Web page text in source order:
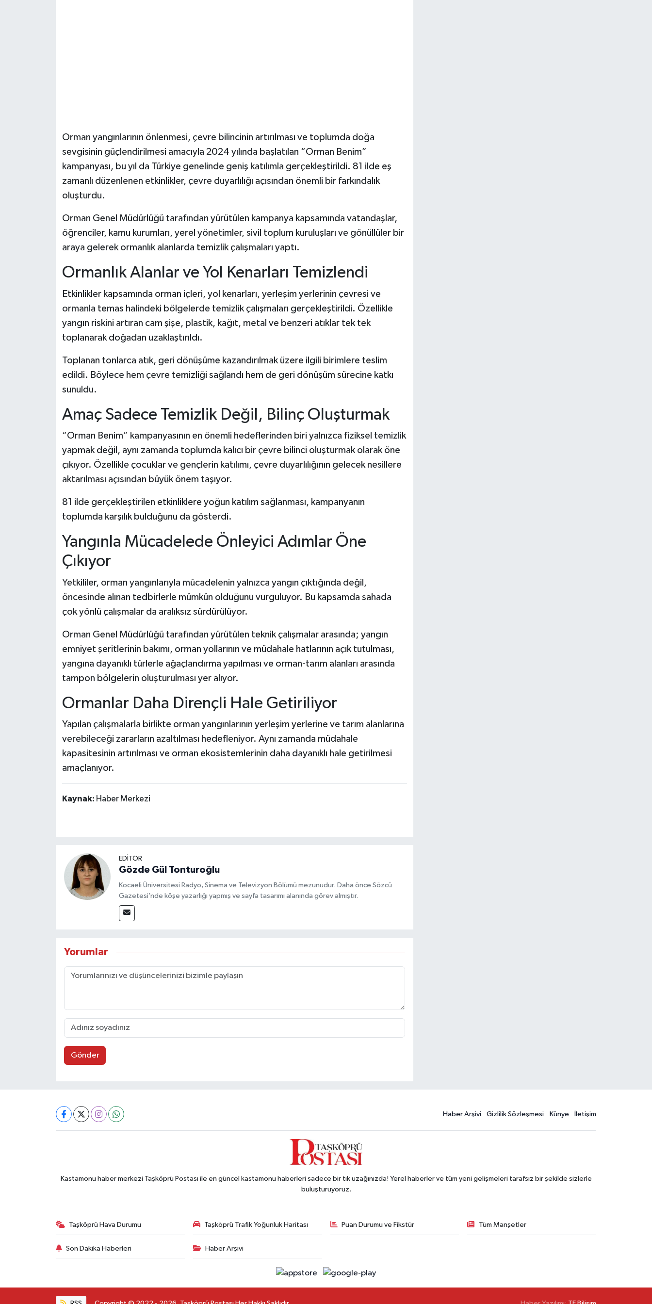
Orman yangınlarının önlenmesi, çevre bilincinin artırılması ve toplumda doğa
sevgisinin güçlendirilmesi amacıyla 2024 yılında başlatılan “Orman Benim”
kampanyası, bu yıl da Türkiye genelinde geniş katılımla gerçekleştirildi. 81 ilde eş
zamanlı düzenlenen etkinlikler, çevre duyarlılığı açısından önemli bir farkındalık
oluşturdu.
Orman Genel Müdürlüğü tarafından yürütülen kampanya kapsamında vatandaşlar,
öğrenciler, kamu kurumları, yerel yönetimler, sivil toplum kuruluşları ve gönüllüler bir
araya gelerek ormanlık alanlarda temizlik çalışmaları yaptı.
Ormanlık Alanlar ve Yol Kenarları Temizlendi
Etkinlikler kapsamında orman içleri, yol kenarları, yerleşim yerlerinin çevresi ve
ormanla temas halindeki bölgelerde temizlik çalışmaları gerçekleştirildi. Özellikle
yangın riskini artıran cam şişe, plastik, kağıt, metal ve benzeri atıklar tek tek
toplanarak doğadan uzaklaştırıldı.
Toplanan tonlarca atık, geri dönüşüme kazandırılmak üzere ilgili birimlere teslim
edildi. Böylece hem çevre temizliği sağlandı hem de geri dönüşüm sürecine katkı
sunuldu.
Amaç Sadece Temizlik Değil, Bilinç Oluşturmak
“Orman Benim” kampanyasının en önemli hedeflerinden biri yalnızca fiziksel temizlik
yapmak değil, aynı zamanda toplumda kalıcı bir çevre bilinci oluşturmak olarak öne
çıkıyor. Özellikle çocuklar ve gençlerin katılımı, çevre duyarlılığının gelecek nesillere
aktarılması açısından büyük önem taşıyor.
81 ilde gerçekleştirilen etkinliklere yoğun katılım sağlanması, kampanyanın
toplumda karşılık bulduğunu da gösterdi.
Yangınla Mücadelede Önleyici Adımlar Öne
Çıkıyor
Yetkililer, orman yangınlarıyla mücadelenin yalnızca yangın çıktığında değil,
öncesinde alınan tedbirlerle mümkün olduğunu vurguluyor. Bu kapsamda sahada
çok yönlü çalışmalar da aralıksız sürdürülüyor.
Orman Genel Müdürlüğü tarafından yürütülen teknik çalışmalar arasında; yangın
emniyet şeritlerinin bakımı, orman yollarının ve müdahale hatlarının açık tutulması,
yangına dayanıklı türlerle ağaçlandırma yapılması ve orman-tarım alanları arasında
tampon bölgelerin oluşturulması yer alıyor.
Ormanlar Daha Dirençli Hale Getiriliyor
Yapılan çalışmalarla birlikte orman yangınlarının yerleşim yerlerine ve tarım alanlarına
verebileceği zararların azaltılması hedefleniyor. Aynı zamanda müdahale
kapasitesinin artırılması ve orman ekosistemlerinin daha dayanıklı hale getirilmesi
amaçlanıyor.
Kaynak: Haber Merkezi
EDİTÖR
Gözde Gül Tonturoğlu
Kocaeli Üniversitesi Radyo, Sinema ve Televizyon Bölümü mezunudur. Daha önce Sözcü
Gazetesi’nde köşe yazarlığı yapmış ve sayfa tasarımı alanında görev almıştır.
Yorumlar
Gönder
Haber Arşivi Gizlilik Sözleşmesi Künye İletişim
Kastamonu haber merkezi Taşköprü Postası ile en güncel kastamonu haberleri sadece bir tık uzağınızda! Yerel haberler ve tüm yeni gelişmeleri tarafsız bir şekilde sizlerle
buluşturuyoruz.
Taşköprü Hava Durumu Taşköprü Trafik Yoğunluk Haritası Puan Durumu ve Fikstür Tüm Manşetler
Son Dakika Haberleri Haber Arşivi
Ulusal Haberler
Teknoloji Haberleri
Siyaset Haberleri
Dünya Haberleri
Yerel Haberler
Haber Arşivi